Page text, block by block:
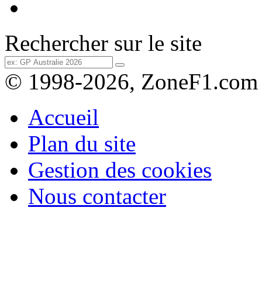
Rechercher sur le site
© 1998-2026, ZoneF1.com
Accueil
Plan du site
Gestion des cookies
Nous contacter